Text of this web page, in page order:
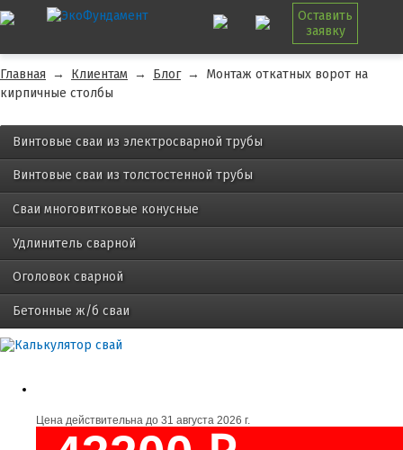
Оставить
заявку
Главная → Клиентам → Блог →
Монтаж откатных ворот на
кирпичные столбы
Винтовые сваи из электросварной трубы
Винтовые сваи из толстостенной трубы
Сваи многовитковые конусные
Удлинитель сварной
Оголовок сварной
Бетонные ж/б сваи
Цена действительна до 31 августа 2026 г.